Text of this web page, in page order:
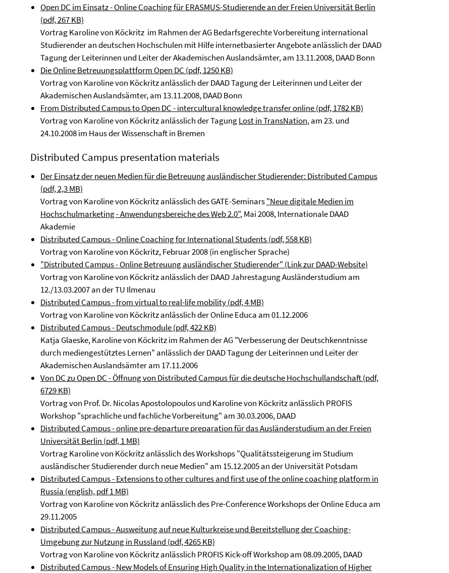
Open DC im Einsatz - Online Coaching für ERASMUS-Studierende an der Freien Universität Berlin
(pdf, 267 KB)
Vortrag Karoline von Köckritz im Rahmen der AG Bedarfsgerechte Vorbereitung international
Studierender an deutschen Hochschulen mit Hilfe internetbasierter Angebote anlässlich der DAAD
Tagung der Leiterinnen und Leiter der Akademischen Auslandsämter, am 13.11.2008, DAAD Bonn
Die Online Betreuungsplattform Open DC (pdf, 1250 KB)
Vortrag von Karoline von Köckritz anlässlich der DAAD Tagung der Leiterinnen und Leiter der
Akademischen Auslandsämter, am 13.11.2008, DAAD Bonn
From Distributed Campus to Open DC - intercultural knowledge transfer online (pdf, 1782 KB)
Vortrag von Karoline von Köckritz anlässlich der TagungLost in TransNation, am 23. und
24.10.2008 im Haus der Wissenschaft in Bremen
Distributed Campus presentation materials
Der Einsatz der neuen Medien für die Betreuung ausländischer Studierender: Distributed Campus
(pdf, 2,3 MB)
Vortrag von Karoline von Köckritz anlässlich des GATE-Seminars"Neue digitale Medien im
Hochschulmarketing - Anwendungsbereiche des Web 2.0", Mai 2008, Internationale DAAD
Akademie
Distributed Campus - Online Coaching for International Students (pdf, 558 KB)
Vortrag von Karoline von Köckritz, Februar 2008 (in englischer Sprache)
"Distributed Campus - Online Betreuung ausländischer Studierender" (Link zur DAAD-Website)
Vortrag von Karoline von Köckritz anlässlich der DAAD Jahrestagung Ausländerstudium am
12./13.03.2007 an der TU Ilmenau
Distributed Campus - from virtual to real-life mobility (pdf, 4 MB)
Vortrag von Karoline von Köckritz anlässlich der Online Educa am 01.12.2006
Distributed Campus - Deutschmodule (pdf, 422 KB)
Katja Glaeske, Karoline von Köckritz im Rahmen der AG "Verbesserung der Deutschkenntnisse
durch mediengestütztes Lernen" anlässlich der DAAD Tagung der Leiterinnen und Leiter der
Akademischen Auslandsämter am 17.11.2006
Von DC zu Open DC - Öffnung von Distributed Campus für die deutsche Hochschullandschaft (pdf,
6729 KB)
Vortrag von Prof. Dr. Nicolas Apostolopoulos und Karoline von Köckritz anlässlich PROFIS
Workshop "sprachliche und fachliche Vorbereitung" am 30.03.2006, DAAD
Distributed Campus - online pre-departure preparation für das Ausländerstudium an der Freien
Universität Berlin (pdf, 1 MB)
Vortrag Karoline von Köckritz anlässlich des Workshops "Qualitätssteigerung im Studium
ausländischer Studierender durch neue Medien" am 15.12.2005 an der Universität Potsdam
Distributed Campus - Extensions to other cultures and first use of the online coaching platform in
Russia (english, pdf 1 MB)
Vortrag von Karoline von Köckritz anlässlich des Pre-Conference Workshops der Online Educa am
29.11.2005
Distributed Campus - Ausweitung auf neue Kulturkreise und Bereitstellung der Coaching-
Umgebung zur Nutzung in Russland (pdf, 4265 KB)
Vortrag von Karoline von Köckritz anlässlich PROFIS Kick-off Workshop am 08.09.2005, DAAD
Distributed Campus - New Models of Ensuring High Quality in the Internationalization of Higher